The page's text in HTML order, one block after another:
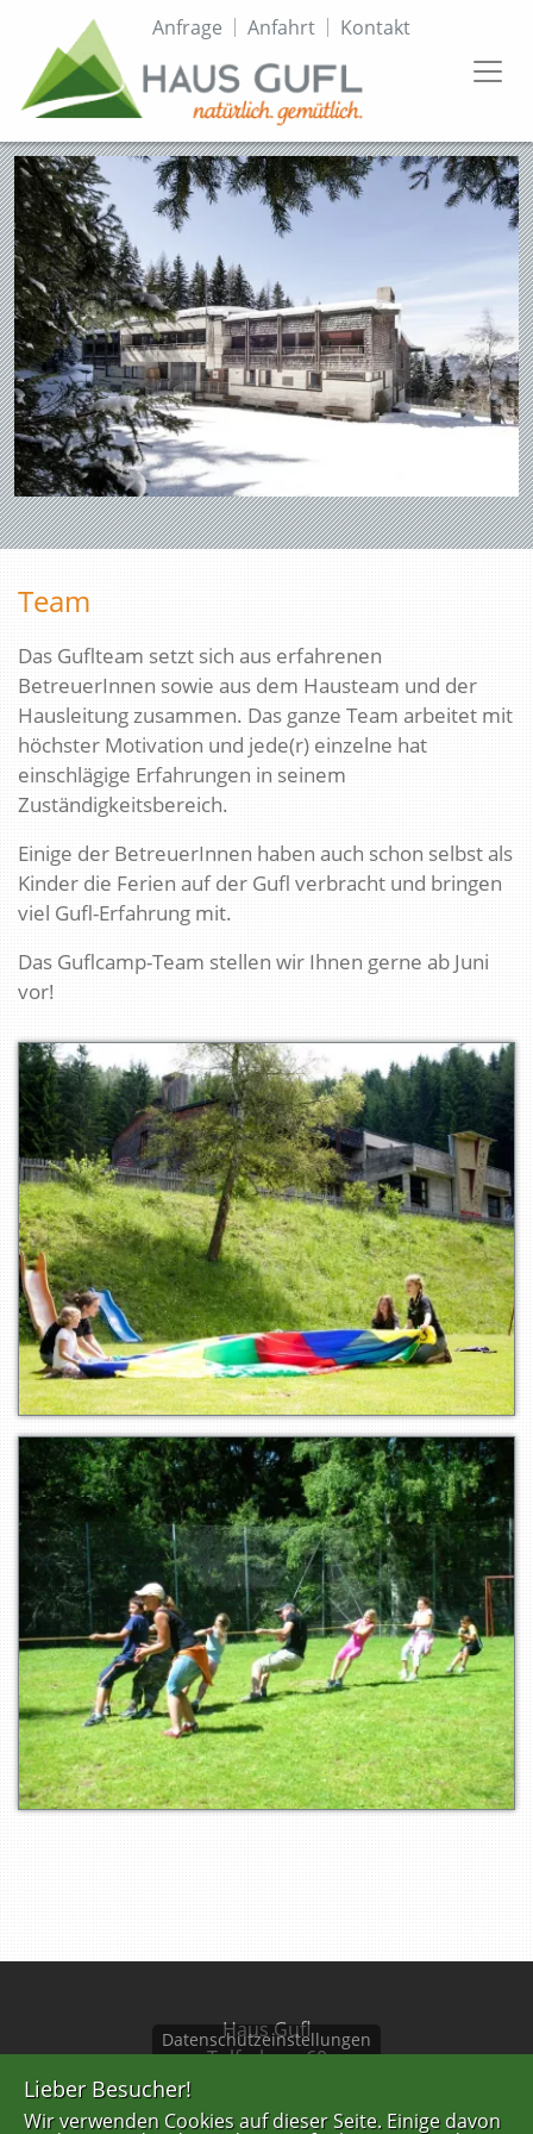
Direkt
Inhalt
TopmenüAnfrage Anfahrt Kontakt
Team
Das Guflteam setzt sich aus erfahrenen
BetreuerInnen sowie aus dem Hausteam und der
Hausleitung zusammen. Das ganze Team arbeitet mit
höchster Motivation und jede(r) einzelne hat
einschlägige Erfahrungen in seinem
Zuständigkeitsbereich.
Einige der BetreuerInnen haben auch schon selbst als
Kinder die Ferien auf der Gufl verbracht und bringen
viel Gufl-Erfahrung mit.
Das Guflcamp-Team stellen wir Ihnen gerne ab Juni
vor!
Haus Gufl
Tulferberg 60
Datenschutzeinstellungen
Lieber Besucher!
Wir verwenden Cookies auf dieser Seite. Einige davon